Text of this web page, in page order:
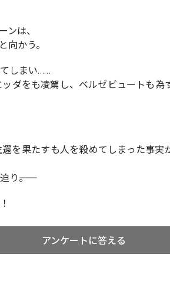
ンは、
向かう。
しまい……
ダをも凌駕し、ベルゼビュートも為
を果たすも人を殺めてしまった事実
――。
アンケートに答える